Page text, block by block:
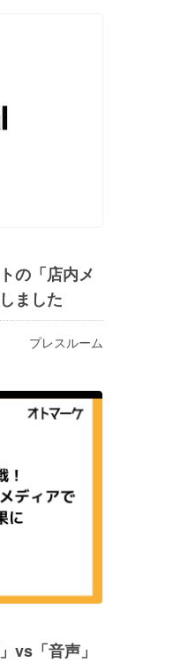
の「店内メ
ました
プレスルーム
vs「音声」